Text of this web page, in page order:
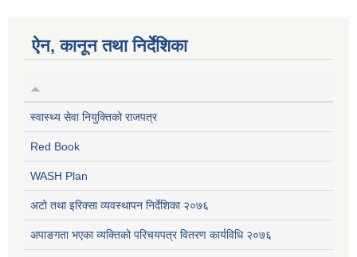
ऐन, कानून तथा निर्देशिका
स्वास्थ्य सेवा नियुक्तिको राजपत्र
Red Book
WASH Plan
अटो तथा इरिक्सा व्यवस्थापन निर्देशिका २०७६
अपाङगता भएका व्यक्तिको परिचयपत्र वितरण कार्यविधि २०७६